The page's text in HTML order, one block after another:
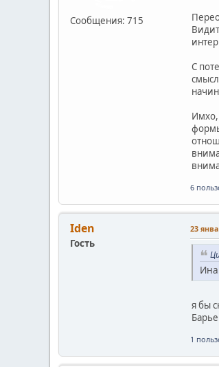
Сообщения: 715
С
Имхо,
6
Iden
Гость
23
я бы
1